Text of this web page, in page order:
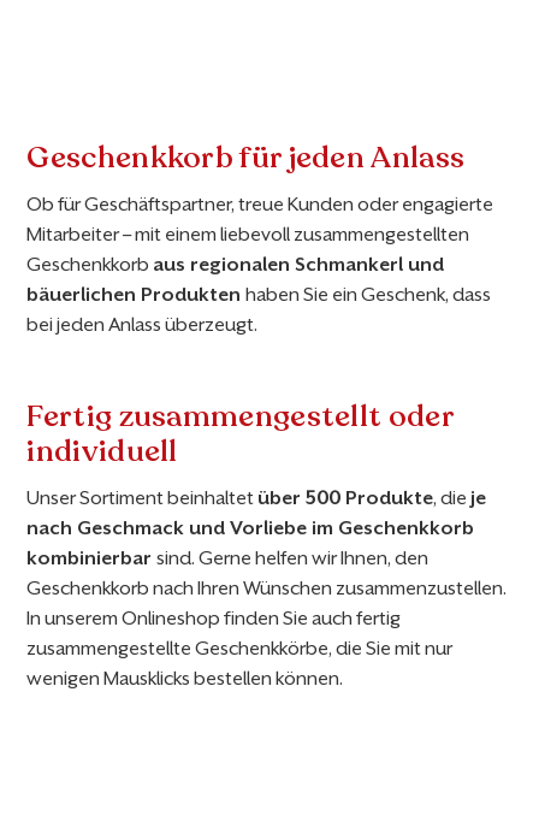
Geschenkkorb für jeden Anlass
Ob für Geschäftspartner, treue Kunden oder engagierte
Mitarbeiter – mit einem liebevoll zusammengestellten
Geschenkkorb aus regionalen Schmankerl und
bäuerlichen Produktenhaben Sie ein Geschenk, dass
bei jeden Anlass überzeugt.
Fertig zusammengestellt oder
individuell
Unser Sortiment beinhaltet über 500 Produkte, die je
nach Geschmack und Vorliebe im Geschenkkorb
kombinierbarsind. Gerne helfen wir Ihnen, den
Geschenkkorb nach Ihren Wünschen zusammenzustellen.
In unserem Onlineshop finden Sie auch fertig
zusammengestellte Geschenkkörbe, die Sie mit nur
wenigen Mausklicks bestellen können.